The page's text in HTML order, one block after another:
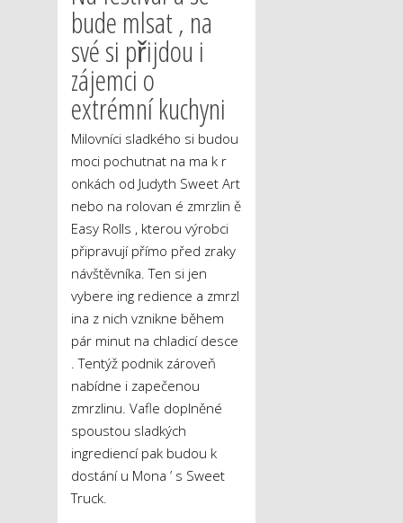
bude mlsat , na
své si přijdou i
zájemci o
extrémní kuchyni
Milovníci sladkého si budou
moci pochutnat na ma k r
onkách od Judyth Sweet Art
nebo na rolovan é zmrzlin ě
Easy Rolls , kterou výrobci
připravují přímo před zraky
návštěvníka. Ten si jen
vybere ing redience a zmrzl
ina z nich vznikne během
pár minut na chladicí desce
. Tentýž podnik zároveň
nabídne i zapečenou
zmrzlinu. Vafle doplněné
spoustou sladkých
ingrediencí pak budou k
dostání u Mona ’ s Sweet
Truck.